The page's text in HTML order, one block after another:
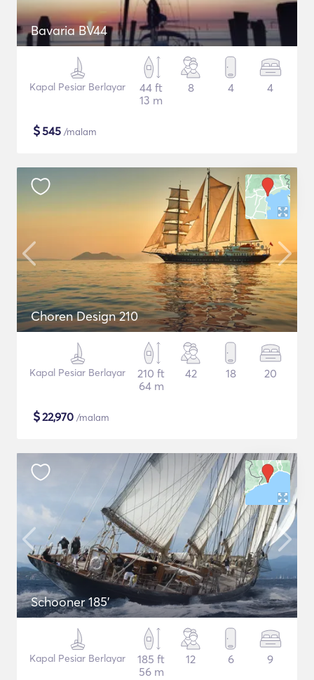
Bavaria BV44
Kapal Pesiar Berlayar
44 ft
13 m
8 4 4
$545 /malam
Choren Design 210
Kapal Pesiar Berlayar
210 ft
64 m
42 18 20
$22,970 /malam
Schooner 185'
Kapal Pesiar Berlayar
185 ft
56 m
12 6 9